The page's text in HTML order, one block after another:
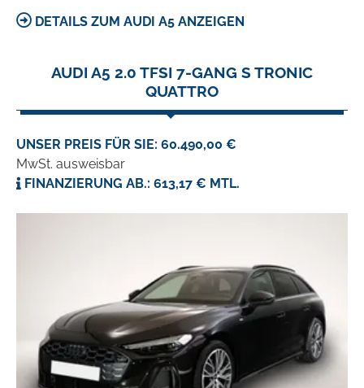
DETAILS ZUM AUDI A5 ANZEIGEN
AUDI A5 2.0 TFSI 7-GANG S TRONIC
QUATTRO
UNSER PREIS FÜR SIE: 60.490,00 €
MwSt. ausweisbar
FINANZIERUNG AB.: 613,17 € MTL.